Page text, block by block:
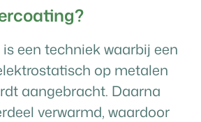
een techniek waarbij een
op metalen
aangebracht. Daarna
verwarmd, waardoor